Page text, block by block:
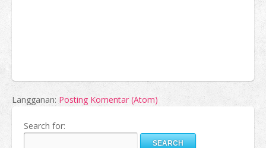
Langganan: Posting Komentar (Atom)
Search for: